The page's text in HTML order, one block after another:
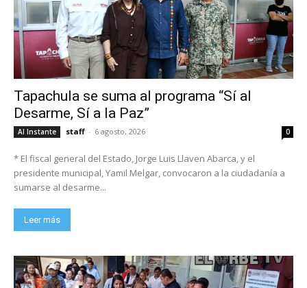
Tapachula se suma al programa “Sí al
Desarme, Sí a la Paz”
Al Instante staff - 6 agosto, 2026 0
* El fiscal general del Estado, Jorge Luis Llaven Abarca, y el
presidente municipal, Yamil Melgar, convocaron a la ciudadanía a
sumarse al desarme...
Leer más